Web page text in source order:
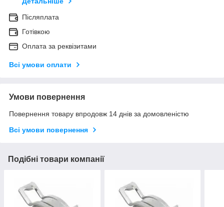
Післяплата
Готівкою
Оплата за реквізитами
Всі умови оплати
Умови повернення
Повернення товару впродовж 14 днів за домовленістю
Всі умови повернення
Подібні товари компанії